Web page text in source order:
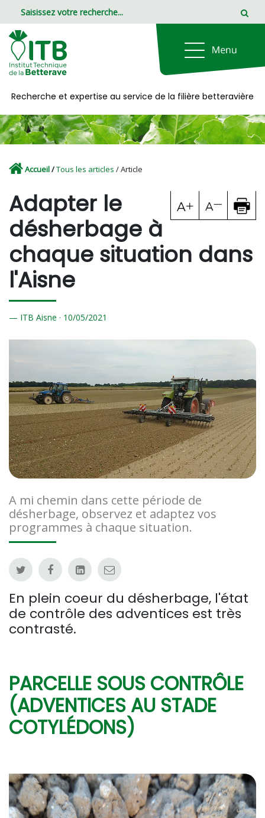
Recherche et expertise au service de la filière betteravière
Accueil/Tous les articles / Article
Adapter le
désherbage à
chaque situation dans
l'Aisne
ITB Aisne · 10/05/2021
A mi chemin dans cette période de
désherbage, observez et adaptez vos
programmes à chaque situation.
En plein coeur du désherbage, l'état
de contrôle des adventices est très
contrasté.
PARCELLE SOUS CONTRÔLE
(ADVENTICES AU STADE
COTYLÉDONS)
Panneau de gestion des cookies